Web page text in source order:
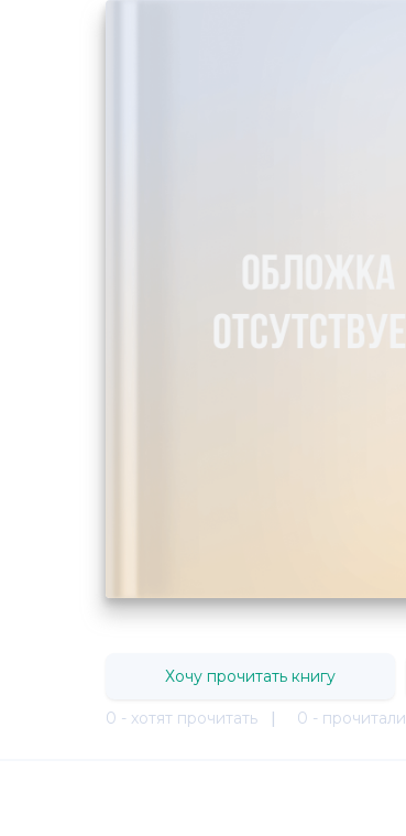
Хочу прочитать книгу
0 - хотят прочитать | 0 - прочитали